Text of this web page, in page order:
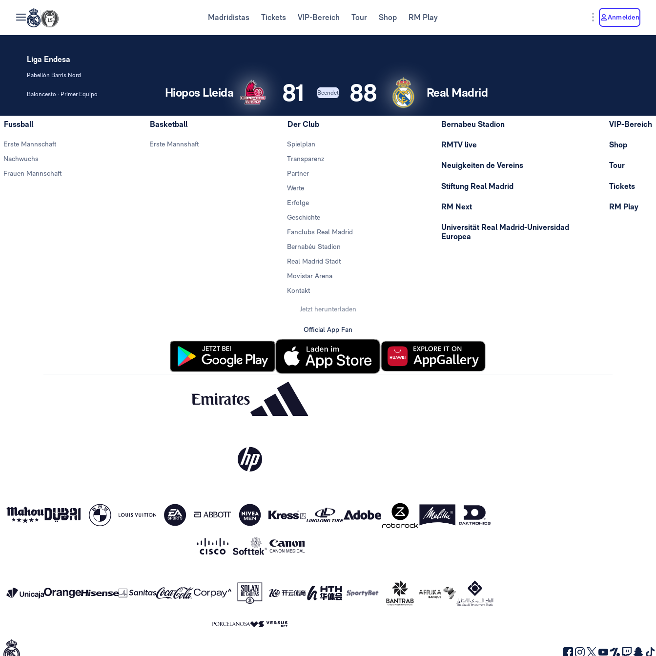
Madridistas Tickets VIP-Bereich Tour Shop RM Play Anmelden
Liga Endesa
Pabellón Barris Nord
Baloncesto · Primer Equipo 81 88
Hiopos Lleida Beendet Real Madrid
Fussball
Erste Mannschaft
Nachwuchs
Frauen Mannschaft
Basketball
Erste Mannshaft
Der Club
Spielplan
Transparenz
Partner
Werte
Erfolge
Geschichte
Fanclubs Real Madrid
Bernabéu Stadion
Real Madrid Stadt
Movistar Arena
Kontakt
Bernabeu Stadion
RMTV live
Neuigkeiten de Vereins
Stiftung Real Madrid
RM Next
Universität Real Madrid-Universidad
Europea
VIP-Bereich
Shop
Tour
Tickets
RM Play
Jetzt herunterladen
Official App Fan